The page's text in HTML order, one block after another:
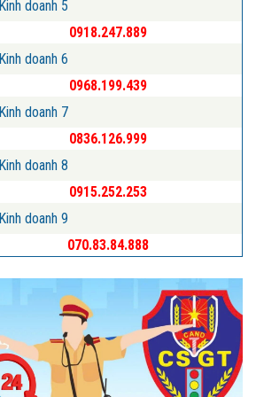
Kinh doanh 5
0918.247.889
Kinh doanh 6
0968.199.439
Kinh doanh 7
0836.126.999
Kinh doanh 8
0915.252.253
Kinh doanh 9
070.83.84.888